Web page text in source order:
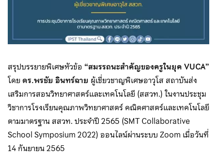
สรุปบรรยายพิเศษหัวข้อ “สมรรถนะสำคัญของครูในยุค VUCA”
โดยดร.พรชัย อินทร์ฉาย ผู้เชี่ยวชาญพิเศษอาวุโส สถาบันส่ง
เสริมการสอนวิทยาศาสตร์และเทคโนโลยี (สสวท.) ในงานประชุม
วิชาการโรงเรียนคุณภาพวิทยาศาสตร์ คณิตศาสตร์และเทคโนโลยี
ตามมาตรฐาน สสวท. ประจำปี 2565 (SMT Collaborative
School Symposium 2022) ออนไลน์ผ่านระบบ Zoom เมื่อวันที่
14 กันยายน 2565